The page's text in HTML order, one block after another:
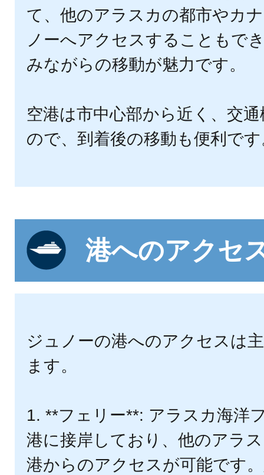
て、他のアラスカの都市やカ
ノーへアクセスすることもで
みながらの移動が魅力です。
空港は市中心部から近く、交
ので、到着後の移動も便利で
港へのアクセ
ジュノーの港へのアクセスは
ます。
1. **フェリー**: アラスカ海洋
港に接岸しており、他のアラ
港からのアクセスが可能です